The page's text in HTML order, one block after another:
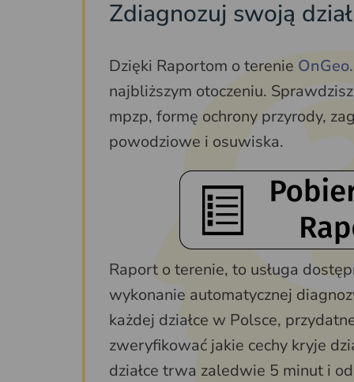
Zdiagnozuj swoją
Dzięki Raportom o terenie
najbliższym otoczeniu.
mpzp, formę ochrony przyrody,
powodziowe i osuwiska.
Raport o terenie, to usługa
wykonanie automatycznej
każdej działce w Polsce,
zweryfikować jakie cechy kryje
działce trwa zaledwie 5 minut i